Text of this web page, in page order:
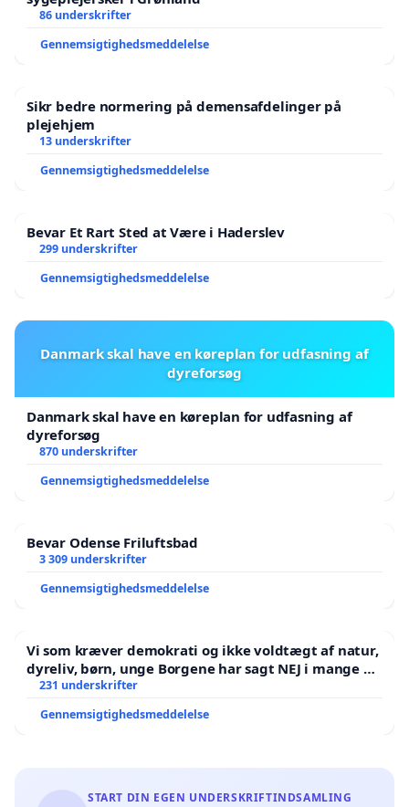
86 underskrifter
Gennemsigtighedsmeddelelse
Sikr bedre normering på demensafdelinger på
plejehjem
13 underskrifter
Gennemsigtighedsmeddelelse
Bevar Et Rart Sted at Være i Haderslev
299 underskrifter
Gennemsigtighedsmeddelelse
Danmark skal have en køreplan for udfasning af
dyreforsøg
Danmark skal have en køreplan for udfasning af
dyreforsøg
870 underskrifter
Gennemsigtighedsmeddelelse
Bevar Odense Friluftsbad
3 309 underskrifter
Gennemsigtighedsmeddelelse
Vi som kræver demokrati og ikke voldtægt af natur,
dyreliv, børn, unge Borgene har sagt NEJ i mange år.
Der er
231 underskrifter
Gennemsigtighedsmeddelelse
START DIN EGEN UNDERSKRIFTINDSAMLING